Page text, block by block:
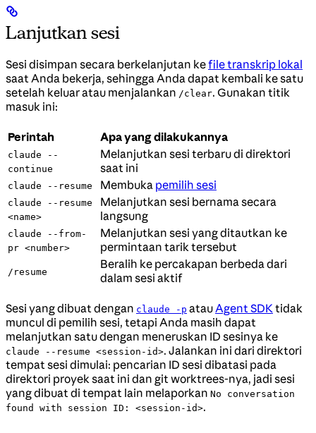
Lanjutkan sesi
Sesi disimpan secara berkelanjutan kefile transkrip lokal
saat Anda bekerja, sehingga Anda dapat kembali ke satu
setelah keluar atau menjalankan /clear. Gunakan titik
masuk ini:
Perintah Apa yang dilakukannya
claude --
continue
Melanjutkan sesi terbaru di direktori
saat ini
claude --resume Membuka pemilih sesi
claude --resume
<name>
Melanjutkan sesi bernama secara
langsung
claude --from-
pr <number>
Melanjutkan sesi yang ditautkan ke
permintaan tarik tersebut
/resume
Beralih ke percakapan berbeda dari
dalam sesi aktif
Sesi yang dibuat dengan claude -p atauAgent SDKtidak
muncul di pemilih sesi, tetapi Anda masih dapat
melanjutkan satu dengan meneruskan ID sesinya ke
claude --resume <session-id>. Jalankan ini dari direktori
tempat sesi dimulai: pencarian ID sesi dibatasi pada
direktori proyek saat ini dan git worktrees-nya, jadi sesi
yang dibuat di tempat lain melaporkan No conversation
found with session ID: <session-id>.